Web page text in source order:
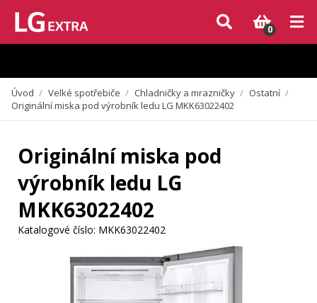
Vzhledem k aktuální situaci se může dodání dílů, které nejsou skladem,
zpozdit. Děkujeme za pochopení.
0
Úvod / Velké spotřebiče / Chladničky a mrazničky / Ostatní /
Originální miska pod výrobník ledu LG MKK63022402
Originální miska pod
výrobník ledu LG
MKK63022402
Katalogové číslo: MKK63022402